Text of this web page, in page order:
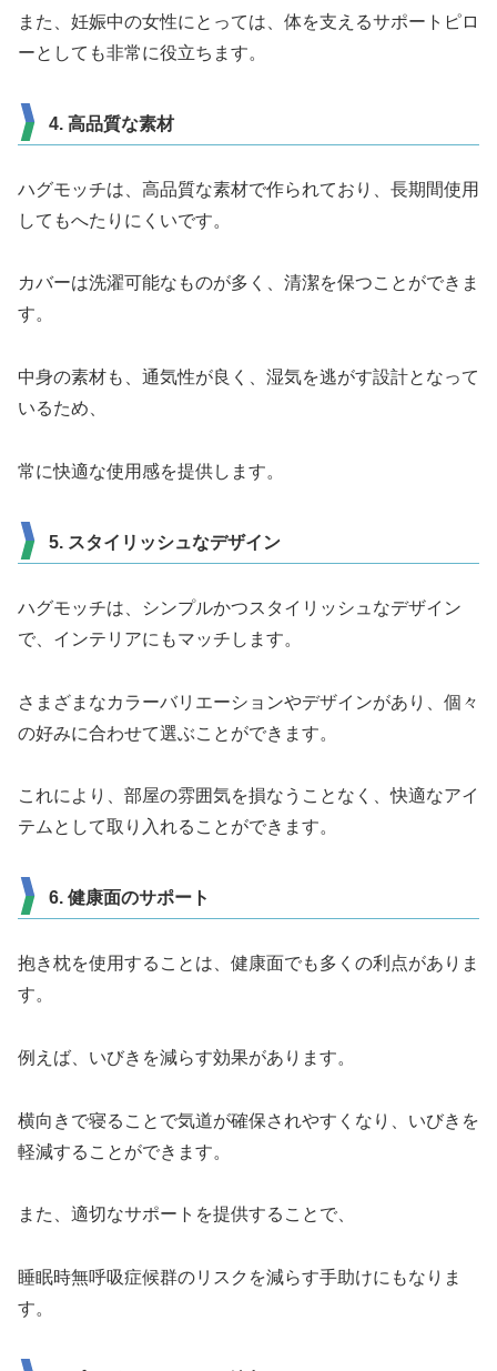
また、妊娠中の女性にとっては、体を支えるサポートピロ
ーとしても非常に役立ちます。
4. 高品質な素材
ハグモッチは、高品質な素材で作られており、長期間使用
してもへたりにくいです。
カバーは洗濯可能なものが多く、清潔を保つことができま
す。
中身の素材も、通気性が良く、湿気を逃がす設計となって
いるため、
常に快適な使用感を提供します。
5. スタイリッシュなデザイン
ハグモッチは、シンプルかつスタイリッシュなデザイン
で、インテリアにもマッチします。
さまざまなカラーバリエーションやデザインがあり、個々
の好みに合わせて選ぶことができます。
これにより、部屋の雰囲気を損なうことなく、快適なアイ
テムとして取り入れることができます。
6. 健康面のサポート
抱き枕を使用することは、健康面でも多くの利点がありま
す。
例えば、いびきを減らす効果があります。
横向きで寝ることで気道が確保されやすくなり、いびきを
軽減することができます。
また、適切なサポートを提供することで、
睡眠時無呼吸症候群のリスクを減らす手助けにもなりま
す。